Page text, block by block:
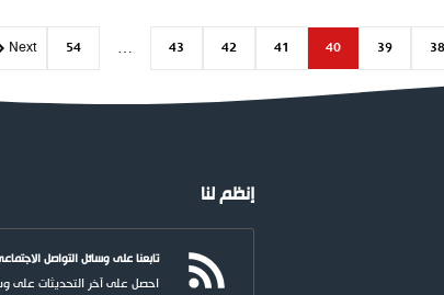
38
39
40
41
42
43
…
54
Next
إنظم لنا
تابعنا على وسائل التواصل
احصل على آخر التحديثات على